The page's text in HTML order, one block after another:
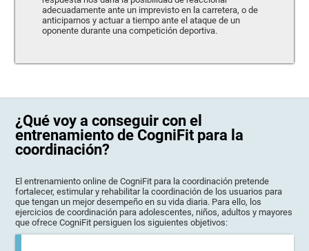
adecuadamente ante un imprevisto en la carretera, o de
anticiparnos y actuar a tiempo ante el ataque de un
oponente durante una competición deportiva.
¿Qué voy a conseguir con el
entrenamiento de CogniFit para la
coordinación?
El entrenamiento online de CogniFit para la coordinación pretende
fortalecer, estimular y rehabilitar la coordinación de los usuarios para
que tengan un mejor desempeño en su vida diaria. Para ello, los
ejercicios de coordinación para adolescentes, niños, adultos y mayores
que ofrece CogniFit persiguen los siguientes objetivos: